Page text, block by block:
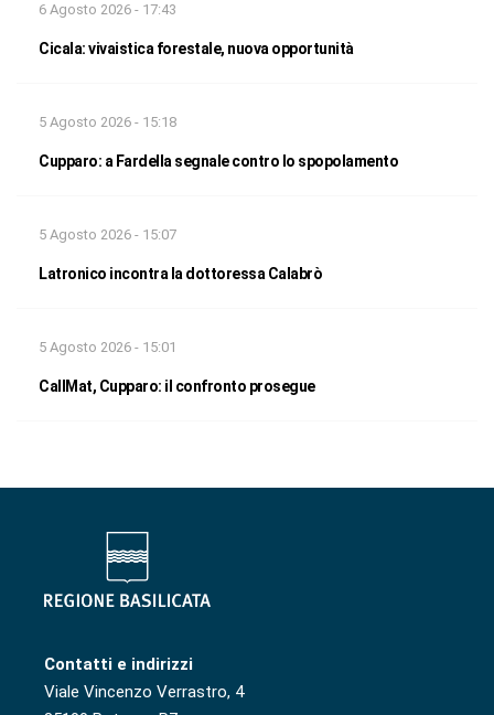
6 Agosto 2026 - 17:43
Cicala: vivaistica forestale, nuova opportunità
5 Agosto 2026 - 15:18
Cupparo: a Fardella segnale contro lo spopolamento
5 Agosto 2026 - 15:07
Latronico incontra la dottoressa Calabrò
5 Agosto 2026 - 15:01
CallMat, Cupparo: il confronto prosegue
Contatti e indirizzi
Viale Vincenzo Verrastro, 4